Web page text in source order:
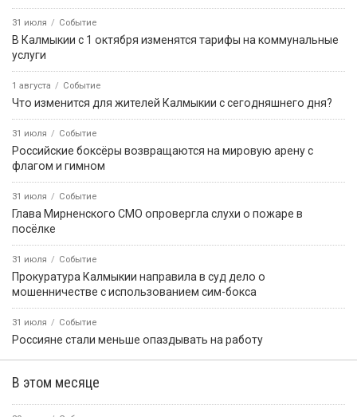
31 июля Событие
В Калмыкии с 1 октября изменятся тарифы на коммунальные
услуги
1 августа Событие
Что изменится для жителей Калмыкии с сегодняшнего дня?
31 июля Событие
Российские боксёры возвращаются на мировую арену с
флагом и гимном
31 июля Событие
Глава Мирненского СМО опровергла слухи о пожаре в
посёлке
31 июля Событие
Прокуратура Калмыкии направила в суд дело о
мошенничестве с использованием сим-бокса
31 июля Событие
Россияне стали меньше опаздывать на работу
В этом месяце